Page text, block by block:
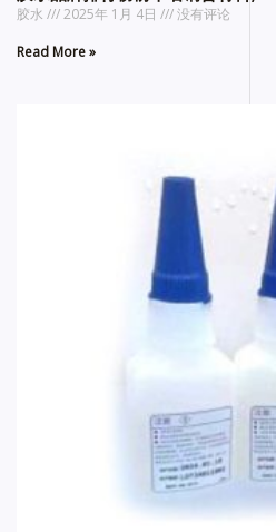
胶水 2025年 1月 4日
没有评论
Read More »